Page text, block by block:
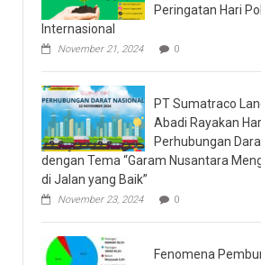
Peringatan Hari
Internasional
November 21, 2024 0
PT Sumatraco
Abadi Rayakan
Perhubungan
dengan Tema “Garam Nusantara
di Jalan yang Baik”
November 23, 2024 0
Fenomena